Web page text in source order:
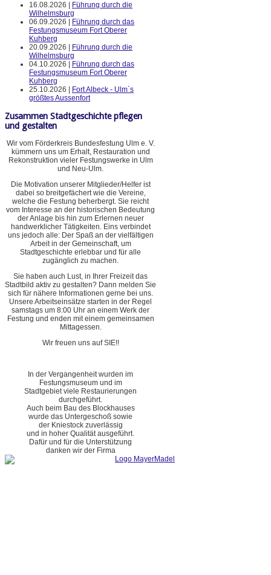
16.08.2026 |
Führung durch die
Wilhelmsburg
06.09.2026 |
Führung durch das
Festungsmuseum Fort Oberer
Kuhberg
20.09.2026 |
Führung durch die
Wilhelmsburg
04.10.2026 |
Führung durch das
Festungsmuseum Fort Oberer
Kuhberg
25.10.2026 |
Fort Albeck - Ulm`s
größtes Aussenfort
Zusammen Stadtgeschichte pflegen
und gestalten
Wir vom Förderkreis Bundesfestung Ulm e. V.
kümmern uns um Erhalt, Restauration und
Rekonstruktion vieler Festungswerke in Ulm
und Neu-Ulm.
Die Motivation unserer Mitglieder/Helfer ist
dabei so breitgefächert wie die Vereine,
welche die Festung beherbergt. Sie reicht
vom Interesse an der historischen Bedeutung
der Anlage bis hin zum Erlernen neuer
handwerklicher Tätigkeiten. Eins verbindet
uns jedoch alle: Der Spaß an der vielfältigen
Arbeit in der Gemeinschaft, um
Stadtgeschichte erlebbar und für alle
zugänglich zu machen.
Sie haben auch Lust, in Ihrer Freizeit das
Stadtbild aktiv zu gestalten? Dann melden Sie
sich für nähere Informationen gerne bei uns.
Unsere Arbeitseinsätze starten in der Regel
samstags um 8:00 Uhr an einem Werk der
Festung und enden mit einem gemeinsamen
Mittagessen.
Wir freuen uns auf SIE!!
In der Vergangenheit wurden im
Festungsmuseum und im
Stadtgebiet viele Restaurierungen
durchgeführt.
Auch beim Bau des Blockhauses
wurde das Untergeschoß sowie
der Kniestock zuverlässig
und in hoher Qualität ausgeführt.
Dafür und für die Unterstützung
danken wir der Firma